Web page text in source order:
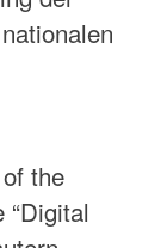
the